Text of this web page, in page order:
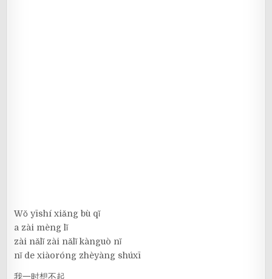
Wǒ yīshí xiǎng bù qǐ
a zài mèng lǐ
zài nǎlǐ zài nǎlǐ kànguò nǐ
nǐ de xiàoróng zhèyàng shúxī
我一时想不起